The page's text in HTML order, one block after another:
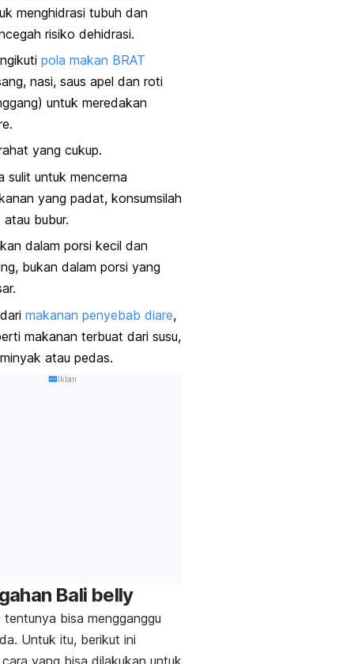
menghidrasi tubuh dan
risiko dehidrasi.
pola makan BRAT
nasi, saus apel dan roti
) untuk meredakan
yang cukup.
sulit untuk mencerna
yang padat, konsumsilah
atau bubur.
dalam porsi kecil dan
bukan dalam porsi yang
makanan penyebab diare,
makanan terbuat dari susu,
atau pedas.
Iklan
Bali belly
tentunya bisa mengganggu
Untuk itu, berikut ini